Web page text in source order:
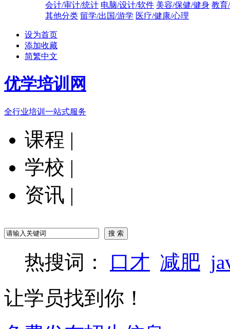
会计/审计/统计 电脑/设计/软件 美容/保健/健身 教育
其他分类 留学/出国/游学 医疗/健康/心理
设为首页
添加收藏
简繁中文
优学培训网
全行业培训一站式服务
课程 |
学校 |
资讯 |
热搜词： 口才 减肥
让学员找到你！